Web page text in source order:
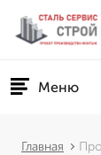
Меню
Главная